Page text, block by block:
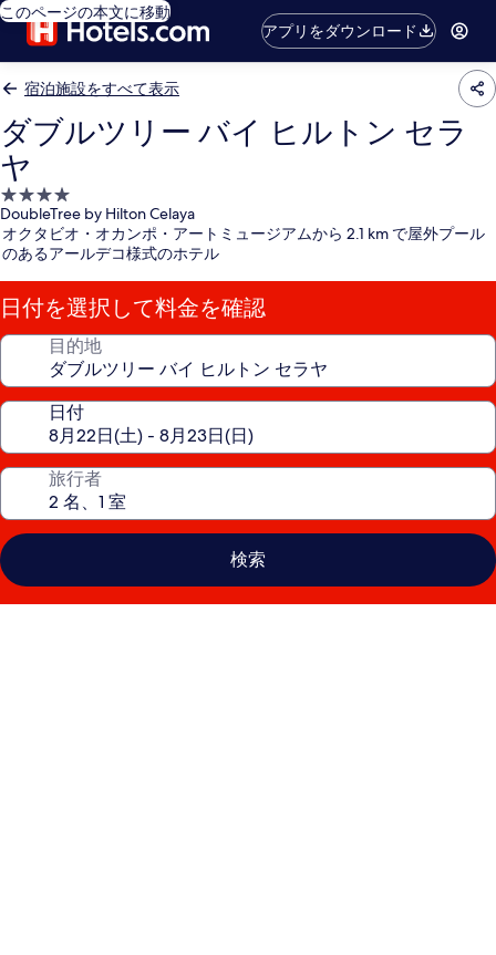
このページの本文に移動
アプリをダウンロード
宿泊施設をすべて表示
ダブルツリー バイ ヒルトン セラ
ヤ
4.0
つ
星
泊
施
設
DoubleTree by Hilton Celaya
オクタビオ・オカンポ・アートミュージアムから 2.1 km で屋外プール
のあるアールデコ様式のホテル
日付を選択して料金を確認
目的地
日付
旅行者
検索